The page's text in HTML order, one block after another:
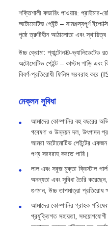
শক্তিশালী কভারিং পাওয়ার: প্রাইমার-
অটোমোটিভ পেইন্ট – সামঞ্জস্যপূর্ণ
পৃষ্ঠে ত্রুটিহীন আঠালোতা এবং
উচ্চ ক্রোমা: প্যান্টোন®-ভ্যালিডেটেড
অটোমোটিভ পেইন্ট – কাস্টম গাড়ি এবং
বিবর্ণ-প্রতিরোধী ফিনিস সরবরাহ
মেক্লন সুবিধা
আমাদের কোম্পানির বহু বছরের
গবেষণা ও উন্নয়ন দল, উৎপাদন
আমরা অটোমোটিভ পেইন্টের একজন
পণ্য সরবরাহ করতে পারি।
লাল এবং সবুজ মুক্তা ক্রিস্টাল
অনন্যতা এবং সুবিধা তৈরি
গুণমান, উচ্চ তাপমাত্রা
আমাদের কোম্পানির গ্রাহক
প্রযুক্তিগত সহায়তা, সময়োপযোগী